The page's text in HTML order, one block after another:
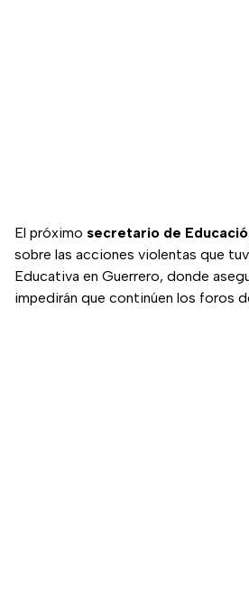
El próximo secretario de
sobre las acciones violentas que
Educativa en Guerrero, donde
impedirán que continúen los foros